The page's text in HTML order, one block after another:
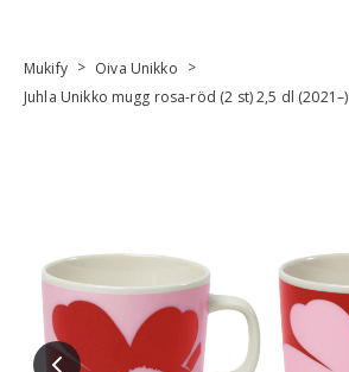
Mukify > Oiva Unikko >
Juhla Unikko mugg rosa-röd (2 st) 2,5 dl (2021–)